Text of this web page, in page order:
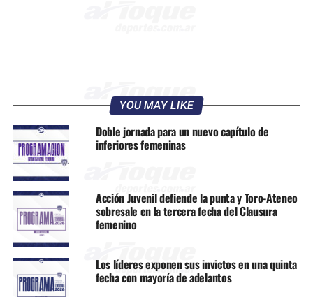
YOU MAY LIKE
Doble jornada para un nuevo capítulo de
inferiores femeninas
Acción Juvenil defiende la punta y Toro-Ateneo
sobresale en la tercera fecha del Clausura
femenino
Los líderes exponen sus invictos en una quinta
fecha con mayoría de adelantos